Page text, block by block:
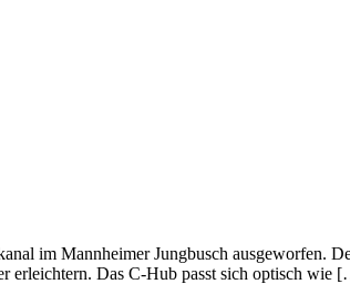
im Mannheimer Jungbusch ausgeworfen.
erleichtern. Das C-Hub passt sich optisch wie